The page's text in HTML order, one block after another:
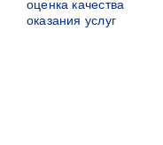
оценка качества
оказания услуг